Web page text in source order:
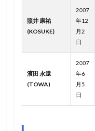
照井 康祐
(KOSUKE)
2007
年12
月2
日
濱田 永遠
(TOWA)
2007
年6
月5
日